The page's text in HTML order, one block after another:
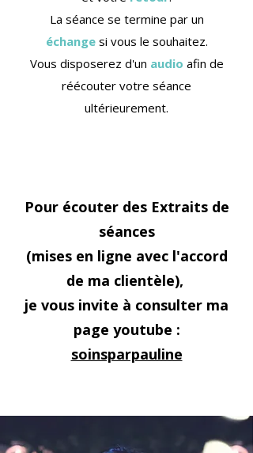
La séance se termine par un
échangesi vous le souhaitez.
Vous disposerez d'un audio afin de
réécouter votre séance
ultérieurement.
Pour écouter des Extraits de
séances
(mises en ligne avec l'accord
de ma clientèle),
je vous invite à consulter ma
page youtube :
soinsparpauline